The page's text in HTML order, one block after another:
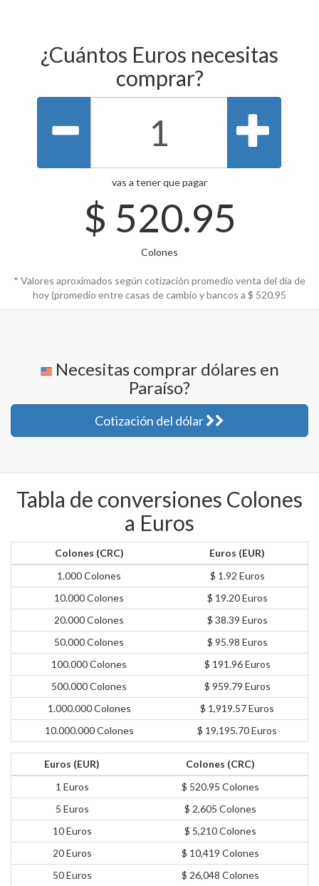
¿Cuántos Euros necesitas
comprar?
vas a tener que pagar
$ 520.95
Colones
* Valores aproximados según cotización promedio venta del día de
hoy (promedio entre casas de cambio y bancos a $ 520.95
Necesitas comprar dólares en
Paraíso?
Cotización del dólar
Tabla de conversiones Colones
a Euros
Colones (CRC)
Euros (EUR)
1.000 Colones
$ 1.92 Euros
10.000 Colones
$ 19.20 Euros
20.000 Colones
$ 38.39 Euros
50.000 Colones
$ 95.98 Euros
100.000 Colones
$ 191.96 Euros
500.000 Colones
$ 959.79 Euros
1.000.000 Colones
$ 1,919.57 Euros
10.000.000 Colones
$ 19,195.70 Euros
Euros (EUR)
Colones (CRC)
1 Euros
$ 520.95 Colones
5 Euros
$ 2,605 Colones
10 Euros
$ 5,210 Colones
20 Euros
$ 10,419 Colones
50 Euros
$ 26,048 Colones